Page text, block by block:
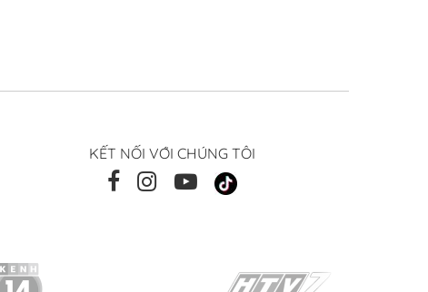
KẾT NỐI VỚI CHÚNG TÔI